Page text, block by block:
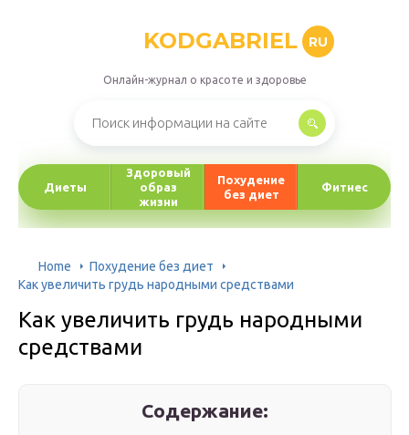
KODGABRIEL RU
Онлайн-журнал о красоте и здоровье
Диеты
Здоровый
образ
жизни
Похудение
без диет
Фитнес
Home
Похудение без диет
Как увеличить грудь народными средствами
Как увеличить грудь народными
средствами
Содержание: